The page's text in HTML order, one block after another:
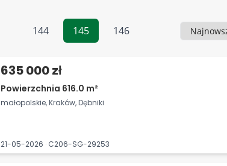
144 145 146 Sortowanie
635 000 zł
Powierzchnia 616.0 m²
małopolskie, Kraków, Dębniki
21-05-2026 · C206-SG-29253